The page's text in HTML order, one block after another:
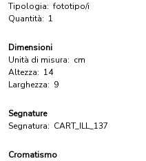
Tipologia: fototipo/i
Quantità: 1
Dimensioni
Unità di misura: cm
Altezza: 14
Larghezza: 9
Segnature
Segnatura: CART_ILL_137
Cromatismo